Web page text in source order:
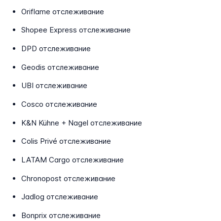
Oriflame отслеживание
Shopee Express отслеживание
DPD отслеживание
Geodis отслеживание
UBI отслеживание
Cosco отслеживание
K&N Kühne + Nagel отслеживание
Colis Privé отслеживание
LATAM Cargo отслеживание
Chronopost отслеживание
Jadlog отслеживание
Bonprix отслеживание